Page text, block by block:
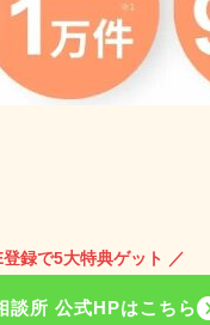
録で5大特典ゲット ／
談所 公式HPはこちら